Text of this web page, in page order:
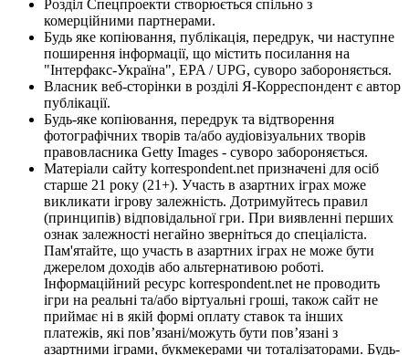
Розділ Спецпроекти створюється спільно з
комерційними партнерами.
Будь яке копіювання, публікація, передрук, чи наступне
поширення інформації, що містить посилання на
"Інтерфакс-Україна", EPA / UPG, суворо забороняється.
Власник веб-сторінки в розділі Я-Корреспондент є автор
публікації.
Будь-яке копіювання, передрук та відтворення
фотографічних творів та/або аудіовізуальних творів
правовласника Getty Images - суворо забороняється.
Матеріали сайту korrespondent.net призначені для осіб
старше 21 року (21+). Участь в азартних іграх може
викликати ігрову залежність. Дотримуйтесь правил
(принципів) відповідальної гри. При виявленні перших
ознак залежності негайно зверніться до спеціаліста.
Пам'ятайте, що участь в азартних іграх не може бути
джерелом доходів або альтернативою роботі.
Інформаційний ресурс korrespondent.net не проводить
ігри на реальні та/або віртуальні гроші, також сайт не
приймає ні в якій формі оплату ставок та інших
платежів, які пов’язані/можуть бути пов’язані з
азартними іграми, букмекерами чи тоталізаторами. Будь-